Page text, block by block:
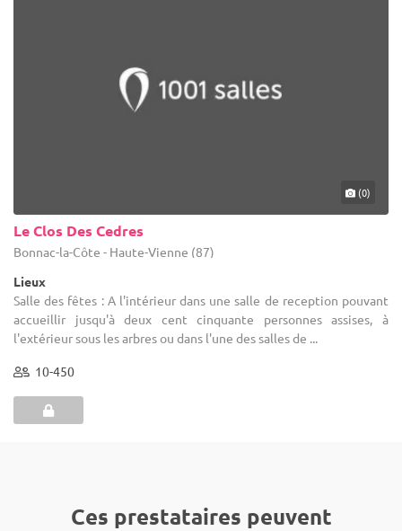
(0)
Le Clos Des Cedres
Bonnac-la-Côte - Haute-Vienne (87)
Lieux
Salle des fêtes : A l'intérieur dans une salle de reception pouvant
accueillir jusqu'à deux cent cinquante personnes assises, à
l'extérieur sous les arbres ou dans l'une des salles de ...
10-450
Ces prestataires peuvent